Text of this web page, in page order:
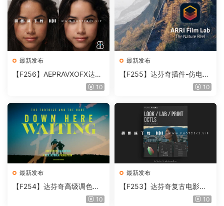
最新发布
【F256】AEPRAVXOFX达芬
奇视频人像磨皮润肤美颜插件
10
最新发布
【F255】达芬奇插件-仿电影
胶片视频调色插件 ARRI Film
10
最新发布
【F254】达芬奇高级调色插
件 Contour V2.2.2 WinMac10
最新发布
【F253】达芬奇复古电影胶
片质感DCTL节点调色预设 M
10